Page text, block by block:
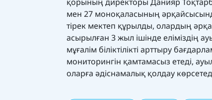
мен 27 моноқаласының
тірек мектеп құрылды, олардың
асырылған 3 жыл ішінде еліміздің
мұғалім біліктілікті арттыру
мониторингін қамтамасыз етеді,
оларға әдіснамалық қолдау